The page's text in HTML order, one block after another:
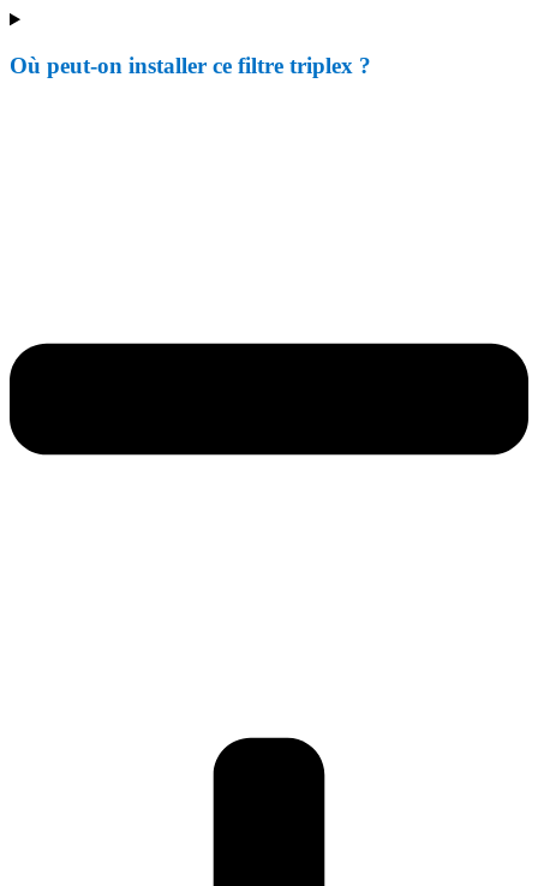
Où peut-on installer ce filtre triplex ?